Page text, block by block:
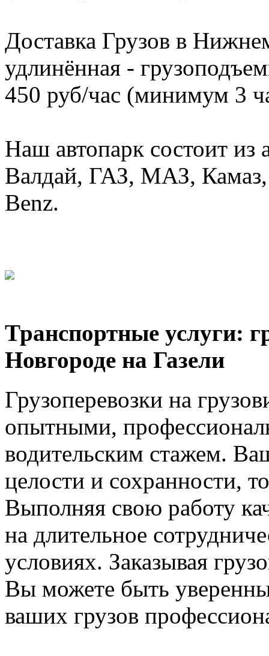
Доставка Грузов в
удлинённая -
450 руб/час (минимум 3
Наш автопарк состоит из
Валдай, ГАЗ, МАЗ, Камаз,
Benz.
Транспортные услуги:
Новгороде на Газели
Грузоперевозки на
опытными,
водительским стажем.
целости и сохранности,
Выполняя свою работу
на длительное
условиях. Заказывая
Вы можете быть
ваших грузов